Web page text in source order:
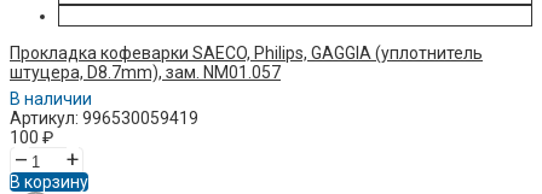
Прокладка кофеварки SAECO, Philips, GAGGIA (уплотнитель
штуцера, D8.7mm), зам. NM01.057
В наличии
Артикул: 996530059419
100 ₽
– +
В корзину